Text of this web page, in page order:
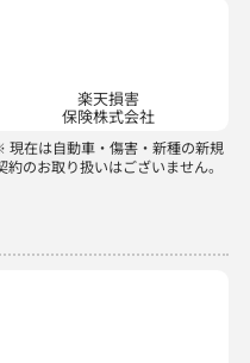
※ 現在は自動車・傷害・新種の新規